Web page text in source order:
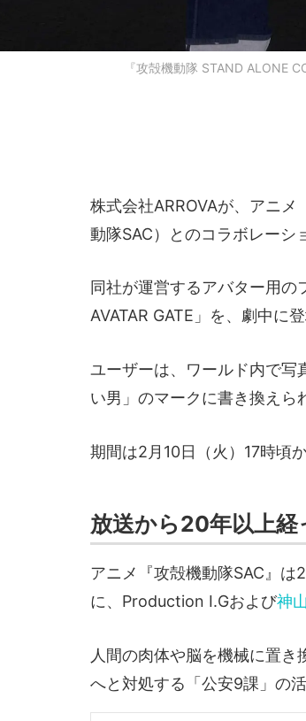
『攻殻機動隊 STAND ALONE
株式会社ARROVAが、アニメ
動隊SAC）とのコラボレーシ
同社が運営するアバター用
AVATAR GATE」を、劇中に
ユーザーは、ワールド内で写
い男」のマークに書き換えら
期間は2月10日（火）17時頃
放送から20年以上経
アニメ『攻殻機動隊SAC』は
に、Production I.Gおよび神
人間の肉体や脳を機械に置
へと対処する「公安9課」の活